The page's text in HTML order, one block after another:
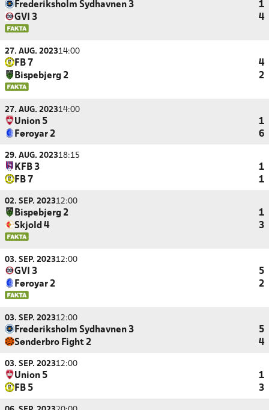
Frederiksholm Sydhavnen 3
1
GVI 3
4
27. AUG. 202314:00
FB 7
4
Bispebjerg 2
2
27. AUG. 202314:00
Union 5
1
Føroyar 2
6
29. AUG. 202318:15
KFB 3
1
FB 7
1
02. SEP. 202312:00
Bispebjerg 2
1
Skjold 4
3
03. SEP. 202312:00
GVI 3
5
Føroyar 2
2
03. SEP. 202312:00
Frederiksholm Sydhavnen 3
5
Sønderbro Fight 2
4
03. SEP. 202312:00
Union 5
1
FB 5
3